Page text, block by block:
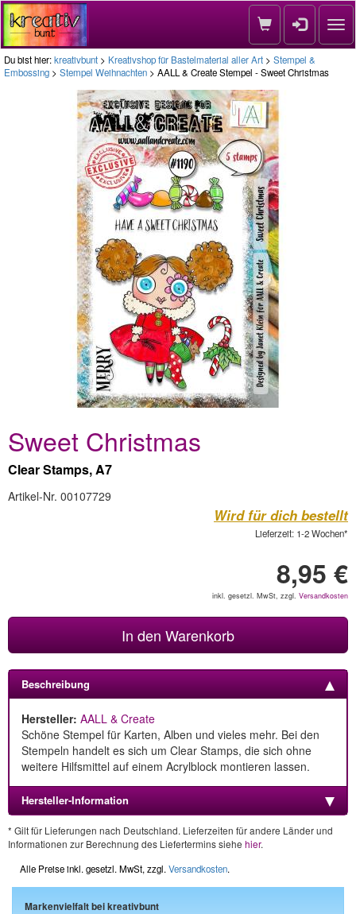
Du bist hier:kreativbunt > Kreativshop für Bastelmaterial aller Art > Stempel &
Embossing > Stempel Weihnachten > AALL & Create Stempel - Sweet Christmas
Sweet Christmas
Clear Stamps, A7
Artikel-Nr. 00107729
Wird für dich bestellt
Lieferzeit: 1-2 Wochen*
8,95 €
inkl. gesetzl. MwSt, zzgl. Versandkosten
In den Warenkorb
Beschreibung
Hersteller: AALL & Create
Schöne Stempel für Karten, Alben und vieles mehr. Bei den
Stempeln handelt es sich um Clear Stamps, die sich ohne
weitere Hilfsmittel auf einem Acrylblock montieren lassen.
Hersteller-Information
* Gilt für Lieferungen nach Deutschland. Lieferzeiten für andere Länder und
Informationen zur Berechnung des Liefertermins siehe hier.
Alle Preise inkl. gesetzl. MwSt, zzgl. Versandkosten.
Markenvielfalt bei kreativbunt